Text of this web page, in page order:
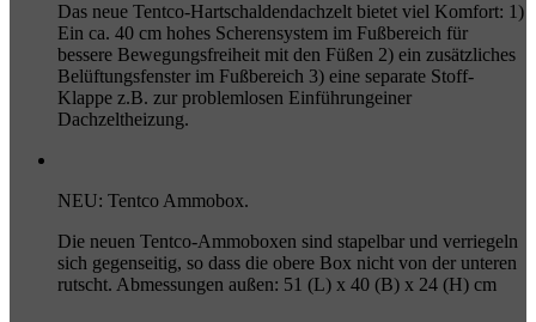
Das neue Tentco-Hartschaldendachzelt bietet viel Komfort: 1)
Ein ca. 40 cm hohes Scherensystem im Fußbereich für
bessere Bewegungsfreiheit mit den Füßen 2) ein zusätzliches
Belüftungsfenster im Fußbereich 3) eine separate Stoff-
Klappe z.B. zur problemlosen Einführungeiner
Dachzeltheizung.
NEU: Tentco Ammobox.
Die neuen Tentco-Ammoboxen sind stapelbar und verriegeln
sich gegenseitig, so dass die obere Box nicht von der unteren
rutscht. Abmessungen außen: 51 (L) x 40 (B) x 24 (H) cm